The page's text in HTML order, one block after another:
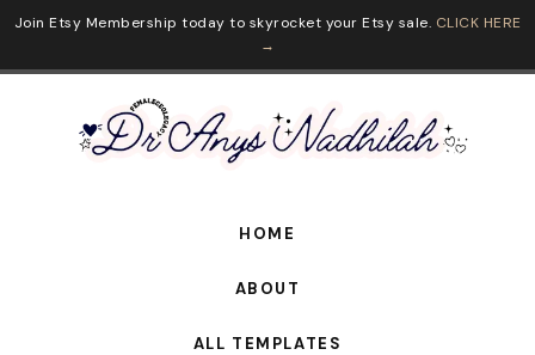
Join Etsy Membership today to skyrocket your Etsy sale. CLICK HERE
→
HOME
ABOUT
ALL TEMPLATES